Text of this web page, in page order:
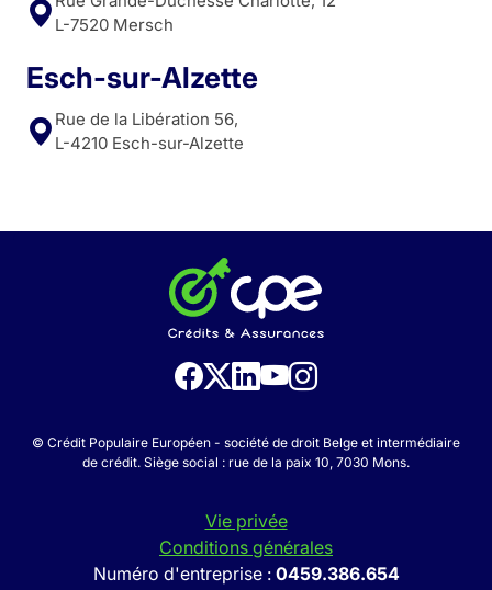
L-7520 Mersch
Esch-sur-Alzette
Rue de la Libération 56,
L-4210 Esch-sur-Alzette
© Crédit Populaire Européen - société de droit Belge et intermédiaire
de crédit. Siège social : rue de la paix 10, 7030 Mons.
Vie privée
Conditions générales
Numéro d'entreprise : 0459.386.654